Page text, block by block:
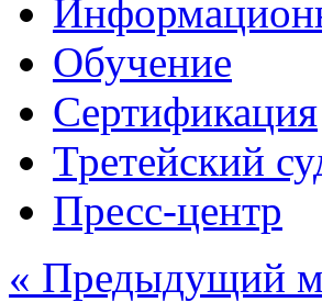
Обучение
Сертификация
Третейский
Пресс-центр
« Предыдущий